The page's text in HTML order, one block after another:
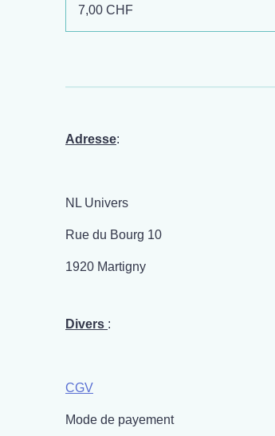
7,00 CHF
Adresse:
NL Univers
Rue du Bourg 10
1920 Martigny
Divers :
CGV
Mode de payement